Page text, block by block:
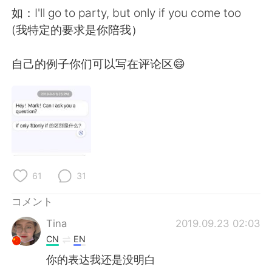
Deutsch 한국어
Indonesia Italiano
Türkçe
Português
如：I'll go to party, but only if you come too
(我特定的要求是你陪我）
自己的例子你们可以写在评论区😄
61 31
コメント
Tina
2019.09.23 02:03
CN EN
你的表达我还是没明白